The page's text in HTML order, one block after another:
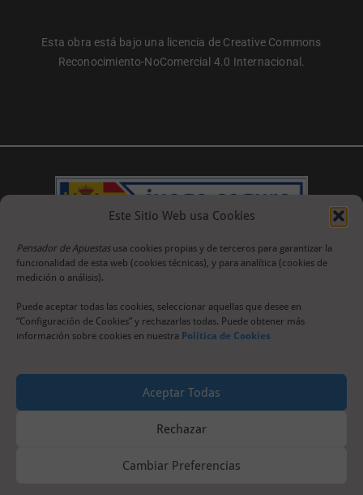
Este Sitio Web usa Cookies
Pensador de Apuestas usa cookies propias y de terceros para garantizar la
funcionalidad de esta web (cookies técnicas), y para analítica (cookies de
medición o análisis).
Puede aceptar todas las cookies, seleccionar aquellas que desee en
“Configuración de Cookies” y rechazarlas todas. Puede obtener más
información sobre cookies en nuestra Política de Cookies
Aceptar Todas
Rechazar
Cambiar Preferencias
Esta obra está bajo una licencia de Creative Commons
Reconocimiento-NoComercial 4.0 Internacional.